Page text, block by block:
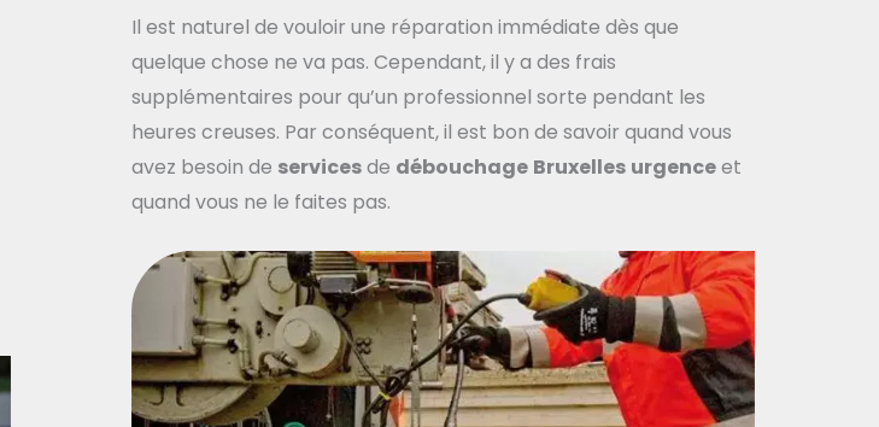
Il est naturel de vouloir une réparation immédiate dès que
quelque chose ne va pas. Cependant, il y a des frais
supplémentaires pour qu’un professionnel sorte pendant les
heures creuses. Par conséquent, il est bon de savoir quand vous
avez besoin de servicesde débouchage Bruxelles urgenceet
quand vous ne le faites pas.